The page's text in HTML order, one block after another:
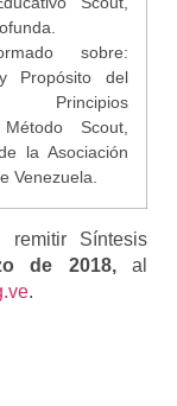
sobre:
Propósito del
Principios
Scout,
la Asociación
Venezuela.
remitir Síntesis
de 2018,al
.